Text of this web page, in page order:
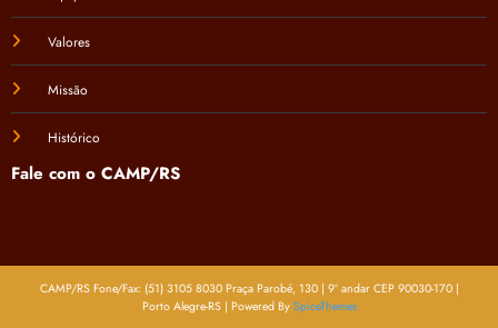
Valores
Missão
Histórico
Fale com o CAMP/RS
CAMP/RS Fone/Fax: (51) 3105 8030 Praça Parobé, 130 | 9º andar CEP 90030-170 |
Porto Alegre-RS | Powered By SpiceThemes